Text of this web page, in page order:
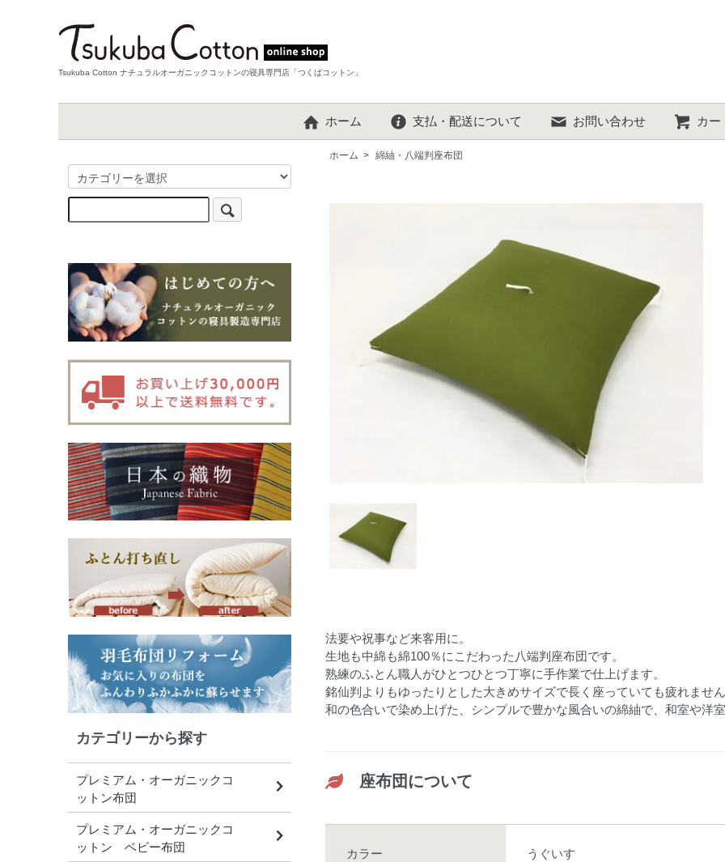
Tsukuba Cotton ナチュラルオーガニックコットンの寝具専門店「つくばコットン」
ホーム 支払・配送について お問い合わせ カー
ホーム > 綿紬・八端判座布団
法要や祝事など来客用に。
生地も中綿も綿100％にこだわった八端判座布団です。
熟練のふとん職人がひとつひとつ丁寧に手作業で仕上げます。
銘仙判よりもゆったりとした大きめサイズで長く座っていても疲れませ
和の色合いで染め上げた、シンプルで豊かな風合いの綿紬で、和室や洋
座布団について
カラー うぐいす
カテゴリーから探す
プレミアム・オーガニックコ
ットン布団
プレミアム・オーガニックコ
ットン ベビー布団